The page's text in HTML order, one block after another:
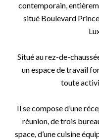
contemporain,
situé Boulevard
Situé au rez-de-
un espace de travail
toute
Il se compose d’une
réunion, de trois
space, d’une cuisine